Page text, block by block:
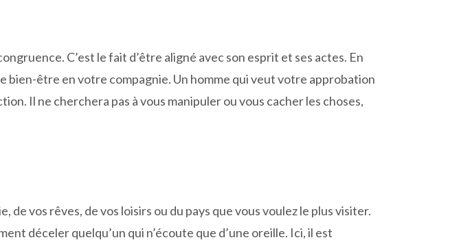
C’est le fait d’être aligné avec son esprit et ses actes. En
bien-être en votre compagnie. Un homme qui veut votre approbation
Il ne cherchera pas à vous manipuler ou vous cacher les choses,
de vos rêves, de vos loisirs ou du pays que vous voulez le plus visiter.
déceler quelqu’un qui n’écoute que d’une oreille. Ici, il est